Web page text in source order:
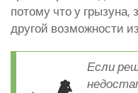
потому что у грызуна,
другой возможности
Если